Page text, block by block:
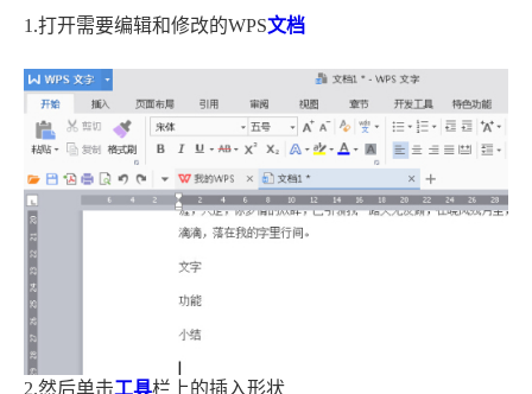
1.打开需要编辑和修改的WPS文档
2.然后单击工具栏上的插入形状